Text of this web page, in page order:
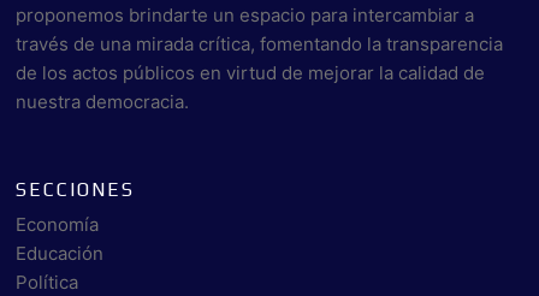
proponemos brindarte un espacio para intercambiar a
través de una mirada crítica, fomentando la transparencia
de los actos públicos en virtud de mejorar la calidad de
nuestra democracia.
SECCIONES
Economía
Educación
Política